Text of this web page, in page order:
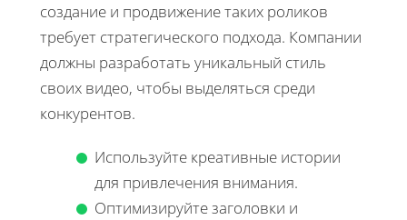
создание и продвижение таких роликов
требует стратегического подхода. Компании
должны разработать уникальный стиль
своих видео, чтобы выделяться среди
конкурентов.
Используйте креативные истории
для привлечения внимания.
Оптимизируйте заголовки и